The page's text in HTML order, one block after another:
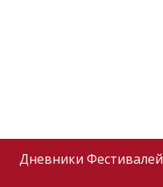
Дневники Фестивалей